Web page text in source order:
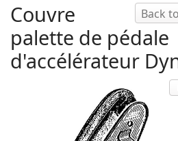
Back
Couvre
palette de pédale
d'accélérateur